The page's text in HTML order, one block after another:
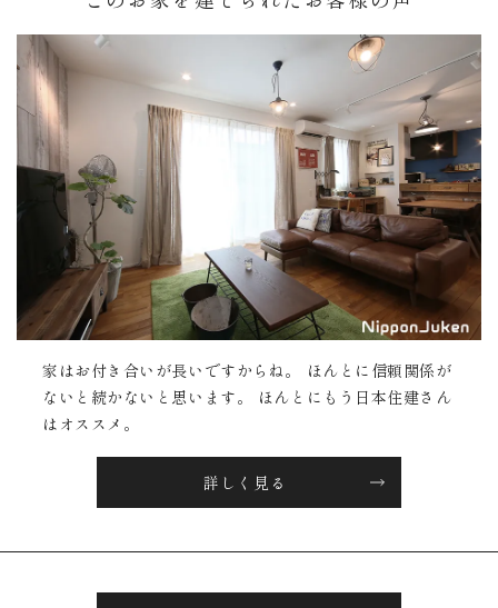
家はお付き合いが長いですからね。 ほんとに信頼関係が
ないと続かないと思います。 ほんとにもう日本住建さん
はオススメ。
詳しく見る